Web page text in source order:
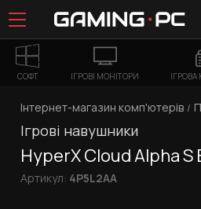
СОФТ ІГРОВІ МОНІТОРИ ІГРОВА
Інтернет-магазин комп'ютерів
Ігрові навушники
HyperX Cloud Alpha S
Артикул: 4P5L2AA